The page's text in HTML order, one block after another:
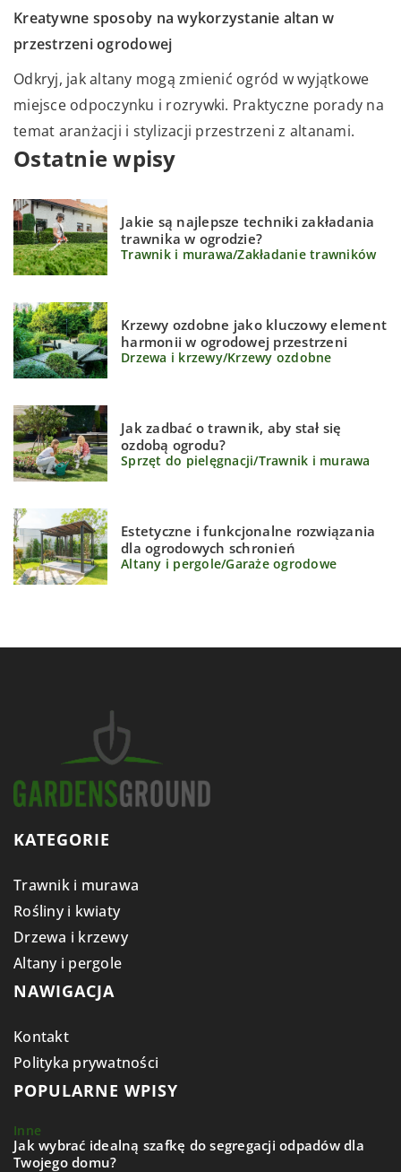
Kreatywne sposoby na wykorzystanie altan w
przestrzeni ogrodowej
Odkryj, jak altany mogą zmienić ogród w wyjątkowe
miejsce odpoczynku i rozrywki. Praktyczne porady na
temat aranżacji i stylizacji przestrzeni z altanami.
Ostatnie wpisy
Jakie są najlepsze techniki zakładania
trawnika w ogrodzie?
Trawnik i murawa/Zakładanie trawników
Krzewy ozdobne jako kluczowy element
harmonii w ogrodowej przestrzeni
Drzewa i krzewy/Krzewy ozdobne
Jak zadbać o trawnik, aby stał się
ozdobą ogrodu?
Sprzęt do pielęgnacji/Trawnik i murawa
Estetyczne i funkcjonalne rozwiązania
dla ogrodowych schronień
Altany i pergole/Garaże ogrodowe
KATEGORIE
Trawnik i murawa
Rośliny i kwiaty
Drzewa i krzewy
Altany i pergole
NAWIGACJA
Kontakt
Polityka prywatności
POPULARNE WPISY
Inne
Jak wybrać idealną szafkę do segregacji odpadów dla
Twojego domu?